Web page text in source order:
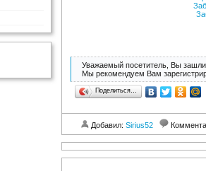
Уважаемый посетитель, Вы зашли
Мы рекомендуем Вам
Поделиться…
Добавил: Sirius52